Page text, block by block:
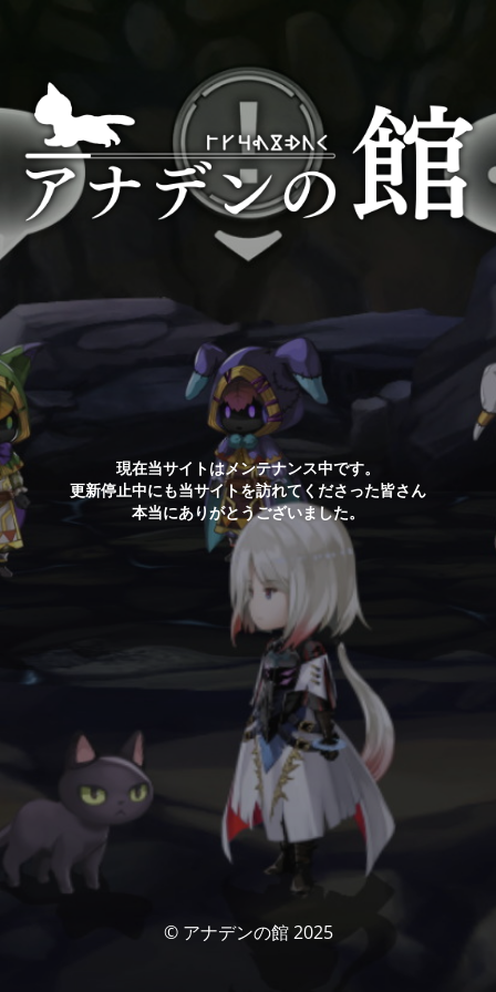
現在当サイトはメンテナンス中です。
更新停止中にも当サイトを訪れてくださった皆さん
本当にありがとうございました。
© アナデンの館 2025